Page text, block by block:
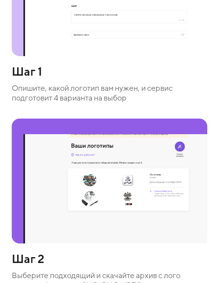
Шаг 1
Опишите, какой логотип вам нужен, и сервис
подготовит 4 варианта на выбор
Шаг 2
Выберите подходящий и скачайте архив с лого